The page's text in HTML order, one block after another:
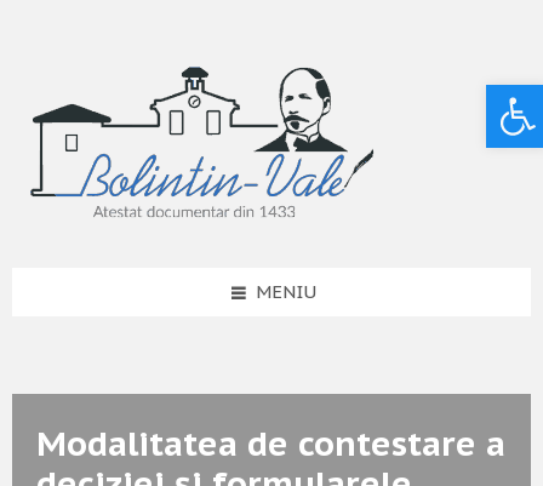
MENIU
Modalitatea de contestare a
Deschide bara de unelte